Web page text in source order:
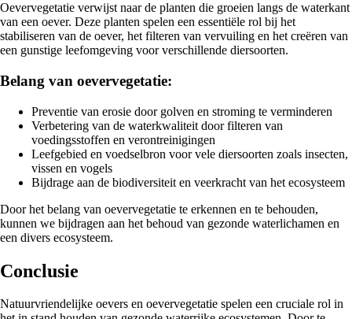
Oevervegetatie verwijst naar de planten die groeien langs de waterkant
van een oever. Deze planten spelen een essentiële rol bij het
stabiliseren van de oever, het filteren van vervuiling en het creëren van
een gunstige leefomgeving voor verschillende diersoorten.
Belang van oevervegetatie:
Preventie van erosie door golven en stroming te verminderen
Verbetering van de waterkwaliteit door filteren van
voedingsstoffen en verontreinigingen
Leefgebied en voedselbron voor vele diersoorten zoals insecten,
vissen en vogels
Bijdrage aan de biodiversiteit en veerkracht van het ecosysteem
Door het belang van oevervegetatie te erkennen en te behouden,
kunnen we bijdragen aan het behoud van gezonde waterlichamen en
een divers ecosysteem.
Conclusie
Natuurvriendelijke oevers en oevervegetatie spelen een cruciale rol in